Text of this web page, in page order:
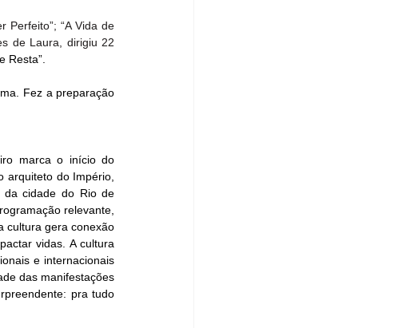
Perfeito”; “A Vida de
de Laura, dirigiu 22
Resta”.
Fez a preparação
marca o início do
arquiteto do Império,
da cidade do Rio de
relevante,
cultura gera conexão
vidas. A cultura
e internacionais
das manifestações
pra tudo